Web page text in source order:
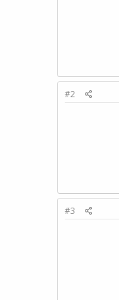
#2
#3